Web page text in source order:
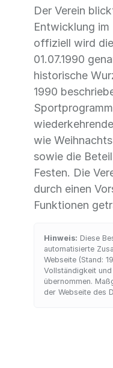
Der Verein
Entwicklung
offiziell wird
01.07.1990
historische
1990
wie
sowie die
Festen. Die
durch einen
Funktionen
Hinweis: Diese
automatisierte
Webseite (Stand:
Vollständigkeit
übernommen.
der Webseite des